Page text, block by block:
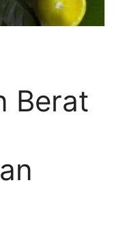
Berat